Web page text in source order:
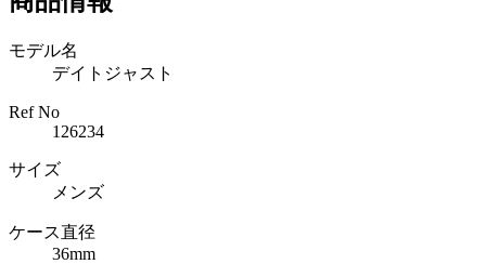
モデル名
デイトジャスト
Ref No
126234
サイズ
メンズ
ケース直径
36mm